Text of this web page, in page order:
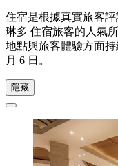
住宿是根據真實旅客評
琳多 住宿旅客的人氣
地點與旅客體驗方面
月 6 日 。
隱藏